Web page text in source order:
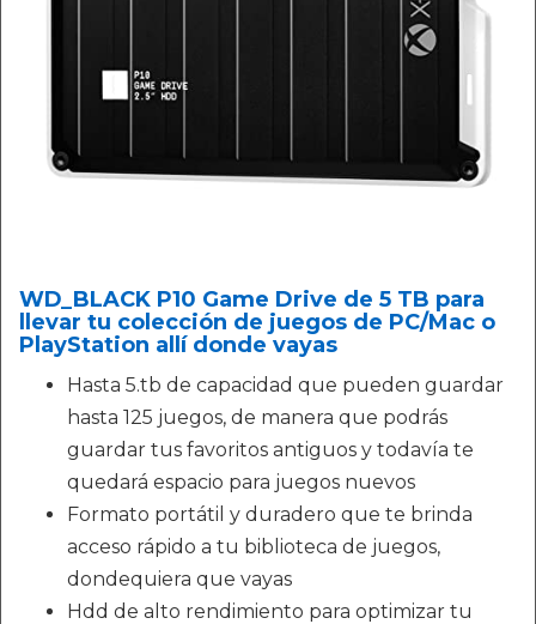
WD_BLACK P10 Game Drive de 5 TB para
llevar tu colección de juegos de PC/Mac o
PlayStation allí donde vayas
Hasta 5.tb de capacidad que pueden guardar
hasta 125 juegos, de manera que podrás
guardar tus favoritos antiguos y todavía te
quedará espacio para juegos nuevos
Formato portátil y duradero que te brinda
acceso rápido a tu biblioteca de juegos,
dondequiera que vayas
Hdd de alto rendimiento para optimizar tu